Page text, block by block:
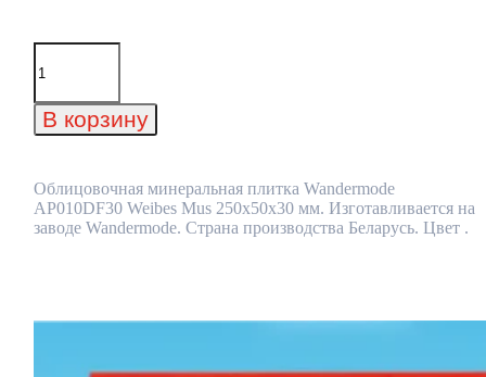
Количество
товара
минеральная
плитка
Weibes
Mus
250x50x30
В корзину
Облицовочная минеральная плитка Wandermode
AP010DF30 Weibes Mus 250x50x30 мм. Изготавливается на
заводе Wandermode. Страна производства Беларусь. Цвет .